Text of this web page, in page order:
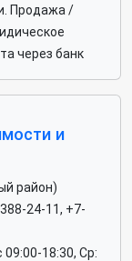
Продажа /
через банк
и
район)
24-11, +7-
09:00-18:30, Ср: